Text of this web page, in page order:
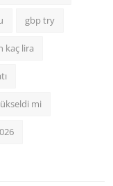
gbp try
kaç lira
mi